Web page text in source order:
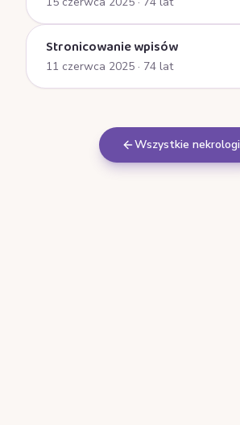
Stronicowanie wpisów
11 czerwca 2025 · 74 lat
Wszystkie nekrologi